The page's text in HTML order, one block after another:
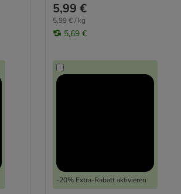
5,99 €
5,99 € / kg
5,69 €
-20% Extra-Rabatt aktivieren